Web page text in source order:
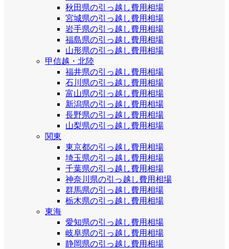
秋田県の引っ越し費用相場
宮城県の引っ越し費用相場
岩手県の引っ越し費用相場
福島県の引っ越し費用相場
山形県の引っ越し費用相場
甲信越・北陸
福井県の引っ越し費用相場
石川県の引っ越し費用相場
富山県の引っ越し費用相場
新潟県の引っ越し費用相場
長野県の引っ越し費用相場
山梨県の引っ越し費用相場
関東
東京都の引っ越し費用相場
埼玉県の引っ越し費用相場
千葉県の引っ越し費用相場
神奈川県の引っ越し費用相場
群馬県の引っ越し費用相場
栃木県の引っ越し費用相場
東海
愛知県の引っ越し費用相場
岐阜県の引っ越し費用相場
静岡県の引っ越し費用相場